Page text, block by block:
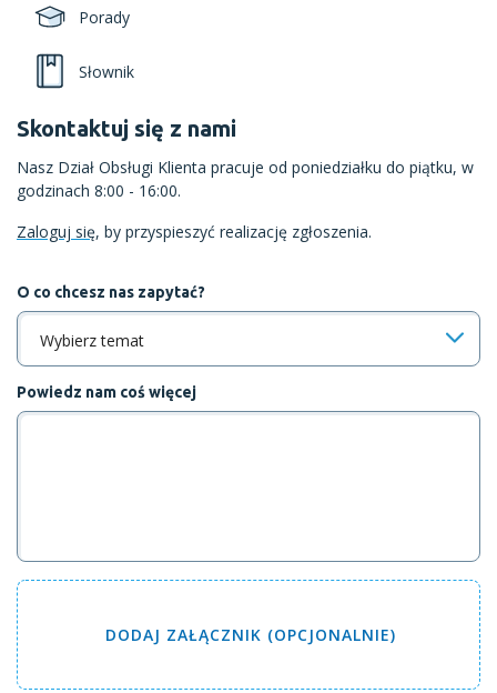
Porady
Słownik
Skontaktuj się z nami
Nasz Dział Obsługi Klienta pracuje od poniedziałku do piątku, w
godzinach 8:00 - 16:00.
Zaloguj się, by przyspieszyć realizację zgłoszenia.
O co chcesz nas zapytać?
Wybierz temat
Powiedz nam coś więcej
DODAJ ZAŁĄCZNIK (OPCJONALNIE)